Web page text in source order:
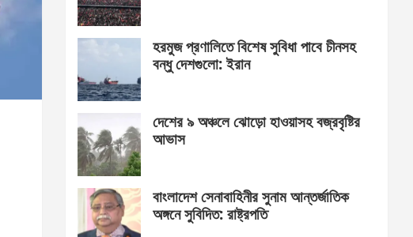
হরমুজ প্রণালিতে বিশেষ সুবিধা পাবে চীনসহ
বন্ধু দেশগুলো: ইরান
দেশের ৯ অঞ্চলে ঝোড়ো হাওয়াসহ বজ্রবৃষ্টির
আভাস
বাংলাদেশ সেনাবাহিনীর সুনাম আন্তর্জাতিক
অঙ্গনে সুবিদিত: রাষ্ট্রপতি